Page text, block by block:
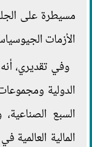
مسيطرة على
الأزمات
وفي تقديري،
الدولية
السبع